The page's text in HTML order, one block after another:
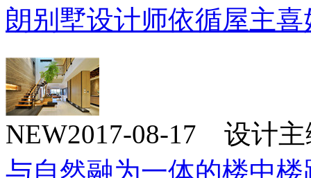
朗别墅设计师依循屋主
NEW2017-08-17 设计
与自然融为一体的楼中